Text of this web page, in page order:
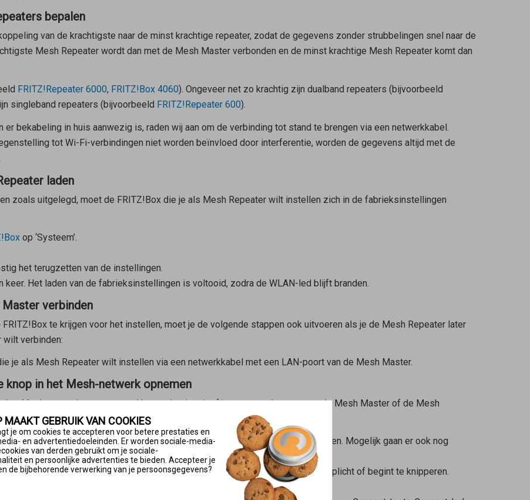
bepalen
van de krachtigste naar de minst krachtige repeater, zodat de gegevens zonder strubbelingen snel naar de
Mesh Repeaterwordt dan met de Mesh Masterverbonden en de minst krachtige Mesh Repeaterkomt dan
FRITZ!Repeater 6000, FRITZ!Box 4060). Ongeveer net zo krachtig zijn dualband repeaters (bijvoorbeeld
singleband repeaters (bijvoorbeeld FRITZ!Repeater 600).
bekabeling in huis aanwezig is, raden wij aan om de verbinding tot stand te brengen via een netwerkkabel.
tot Wi-Fi-verbindingen niet worden beïnvloed door interferentie, worden de gegevens altijd met de
laden
zoals uitgelegd, moet de FRITZ!Box die je als Mesh Repeaterwilt instellen zich in de fabrieksinstellingen
op ‘Systeem’.
het terugzetten van de instellingen.
Het laden van de fabrieksinstellingen is voltooid, zodra de WLAN-led blijft branden.
verbinden
te krijgen voor het instellen, moet je de volgende stappen ook uitvoeren als je de Mesh Repeaterlater
wilt verbinden:
je als Mesh Repeaterwilt instellen via een netwerkkabel met een LAN-poort van de Mesh Master.
knop in het Mesh-netwerk opnemen
het Mesh-netwerk opgenomen. Het maakt niet uit of je eerst op de toets van de Mesh Masterof de Mesh
aan:
(zie tabel) en houd de toets ingedrukt tot de Connect-led begint te knipperen. Mogelijk gaan er ook nog
van deMesh Masteren houd de toets ingedrukt tot de Connect-led (zie tabel) oplicht of begint te knipperen.
er ook andere leds op.
MAAKT GEBRUIK VAN COOKIES
je om cookies te accepteren voor betere prestaties en
en advertentiedoeleinden. Er worden sociale-media-
van derden gebruikt om je sociale-
en persoonlijke advertenties te bieden. Accepteer je
de bijbehorende verwerking van je persoonsgegevens?